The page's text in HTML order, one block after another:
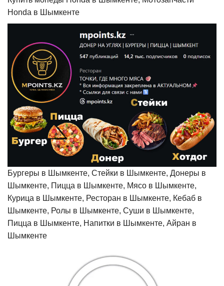
Honda в Шымкенте
Бургеры в Шымкенте, Стейки в Шымкенте, Донеры в
Шымкенте, Пицца в Шымкенте, Мясо в Шымкенте,
Курица в Шымкенте, Ресторан в Шымкенте, Кебаб в
Шымкенте, Ролы в Шымкенте, Суши в Шымкенте,
Пицца в Шымкенте, Напитки в Шымкенте, Айран в
Шымкенте